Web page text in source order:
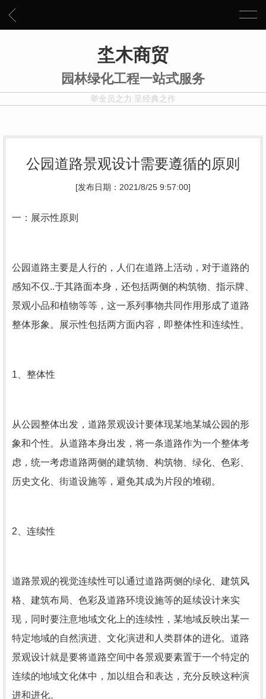
坔木商贸
园林绿化工程一站式服务
举全员之力 呈经典之作
公园道路景观设计需要遵循的原则
[发布日期：2021/8/25 9:57:00]
一：展示性原则
公园道路主要是人行的，人们在道路上活动，对于道路的
感知不仅..于其路面本身，还包括两侧的构筑物、指示牌、
景观小品和植物等等，这一系列事物共同作用形成了道路
整体形象。展示性包括两方面内容，即整体性和连续性。
1、整体性
从公园整体出发，道路景观设计要体现某地某城公园的形
象和个性。从道路本身出发，将一条道路作为一个整体考
虑，统一考虑道路两侧的建筑物、构筑物、绿化、色彩、
历史文化、街道设施等，避免其成为片段的堆砌。
2、连续性
道路景观的视觉连续性可以通过道路两侧的绿化、建筑风
格、建筑布局、色彩及道路环境设施等的延续设计来实
现，同时要注意地域文化上的连续性，某地域反映出某一
特定地域的自然演进、文化演进和人类群体的进化。道路
景观设计就是要将道路空间中各景观要素置于一个特定的
连续的地域文化体中，加以组合和表达，充分反映这种演
进和进化。